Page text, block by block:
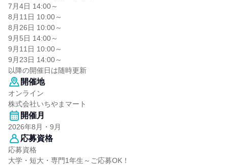
7月4日 14:00～
8月11日 10:00～
8月26日 10:00～
9月5日 14:00～
9月11日 10:00～
9月23日 14:00～
以降の開催日は随時更新
開催地
オンライン
株式会社いちやまマート
開催月
2026年8月・9月
応募資格
応募資格
大学・短大・専門1年生～ご応募OK！